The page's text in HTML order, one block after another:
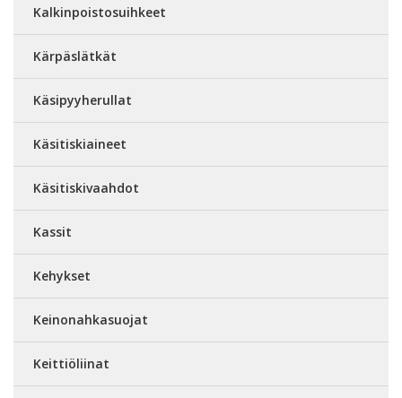
Kalkinpoistosuihkeet
Kärpäslätkät
Käsipyyherullat
Käsitiskiaineet
Käsitiskivaahdot
Kassit
Kehykset
Keinonahkasuojat
Keittiöliinat